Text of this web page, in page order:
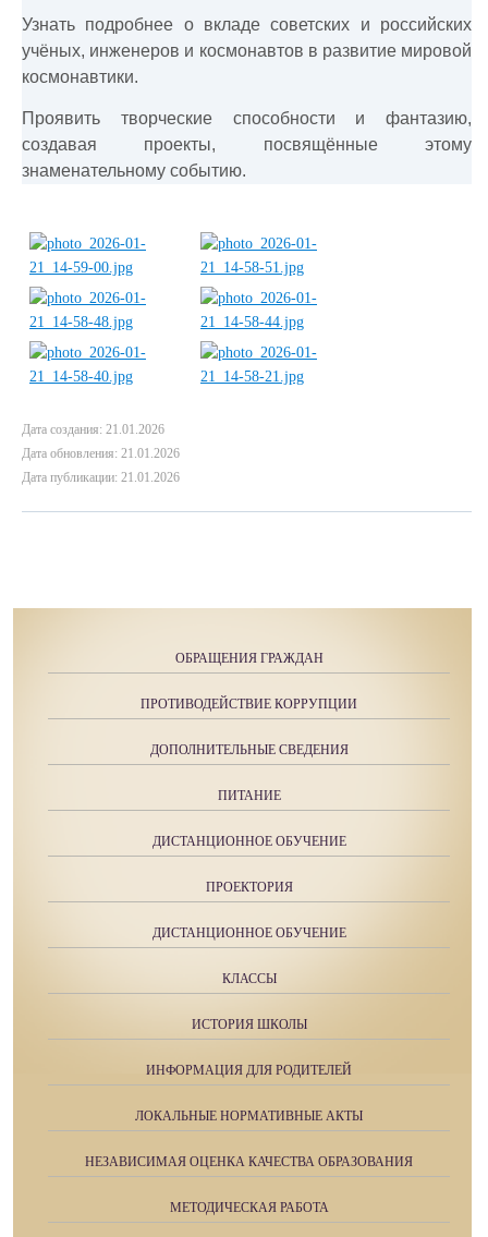
Узнать подробнее о вкладе советских и российских
учёных, инженеров и космонавтов в развитие мировой
космонавтики.
Проявить творческие способности и фантазию,
создавая проекты, посвящённые этому
знаменательному событию.
Дата создания: 21.01.2026
Дата обновления: 21.01.2026
Дата публикации: 21.01.2026
ОБРАЩЕНИЯ ГРАЖДАН
ПРОТИВОДЕЙСТВИЕ КОРРУПЦИИ
ДОПОЛНИТЕЛЬНЫЕ СВЕДЕНИЯ
ПИТАНИЕ
ДИСТАНЦИОННОЕ ОБУЧЕНИЕ
ПРОЕКТОРИЯ
ДИСТАНЦИОННОЕ ОБУЧЕНИЕ
КЛАССЫ
ИСТОРИЯ ШКОЛЫ
ИНФОРМАЦИЯ ДЛЯ РОДИТЕЛЕЙ
ЛОКАЛЬНЫЕ НОРМАТИВНЫЕ АКТЫ
НЕЗАВИСИМАЯ ОЦЕНКА КАЧЕСТВА ОБРАЗОВАНИЯ
МЕТОДИЧЕСКАЯ РАБОТА